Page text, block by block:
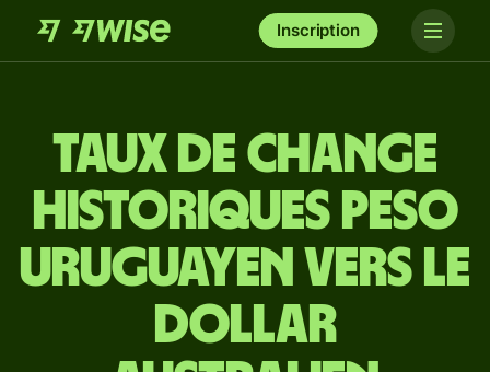
Inscription
Taux de change
historiques peso
uruguayen vers le
dollar